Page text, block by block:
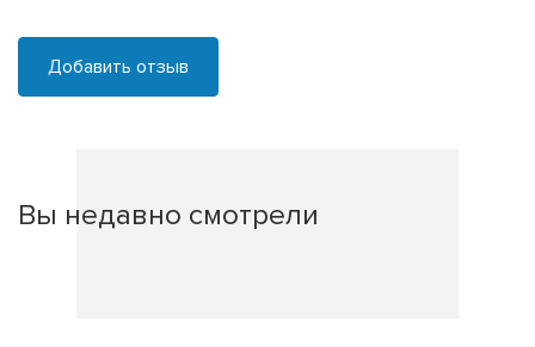
Добавить отзыв
Вы недавно смотрели